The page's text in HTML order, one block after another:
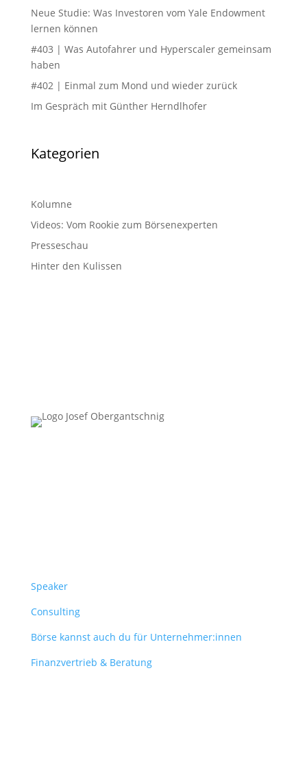
Neue Studie: Was Investoren vom Yale Endowment
lernen können
#403 | Was Autofahrer und Hyperscaler gemeinsam
haben
#402 | Einmal zum Mond und wieder zurück
Im Gespräch mit Günther Herndlhofer
Kategorien
Kolumne
Videos: Vom Rookie zum Börsenexperten
Presseschau
Hinter den Kulissen
Speaker
Consulting
Börse kannst auch du für Unternehmer:innen
Finanzvertrieb & Beratung